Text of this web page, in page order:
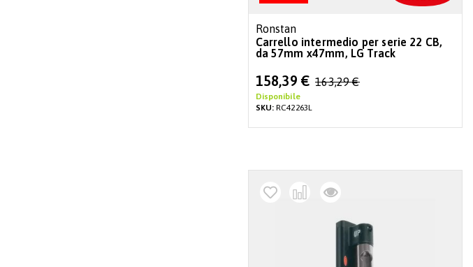
Ronstan
Carrello intermedio per serie 22 CB,
da 57mm x47mm, LG Track
Special
Price
158,39 € 163,29 €
Disponibile
SKU:RC42263L